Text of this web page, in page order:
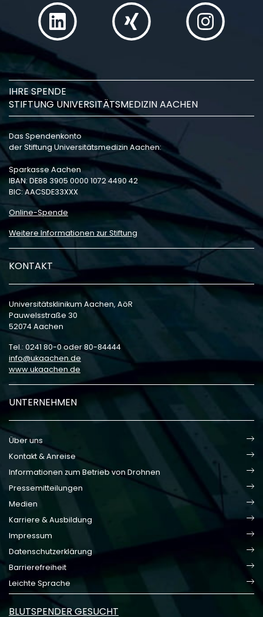
IHRE SPENDE
STIFTUNG UNIVERSITÄTSMEDIZIN AACHEN
Das Spendenkonto
der Stiftung Universitätsmedizin Aachen:
Sparkasse Aachen
IBAN: DE88 3905 0000 1072 4490 42
BIC: AACSDE33XXX
Online-Spende
Weitere Informationen zur Stiftung
KONTAKT
Universitätsklinikum Aachen, AöR
Pauwelsstraße 30
52074 Aachen
Tel.: 0241 80-0 oder 80-84444
info
ukaachen de
www.ukaachen.de
UNTERNEHMEN
Über uns
Kontakt & Anreise
Informationen zum Betrieb von Drohnen
Pressemitteilungen
Medien
Karriere & Ausbildung
Impressum
Datenschutzerklärung
Barrierefreiheit
Leichte Sprache
BLUTSPENDER GESUCHT